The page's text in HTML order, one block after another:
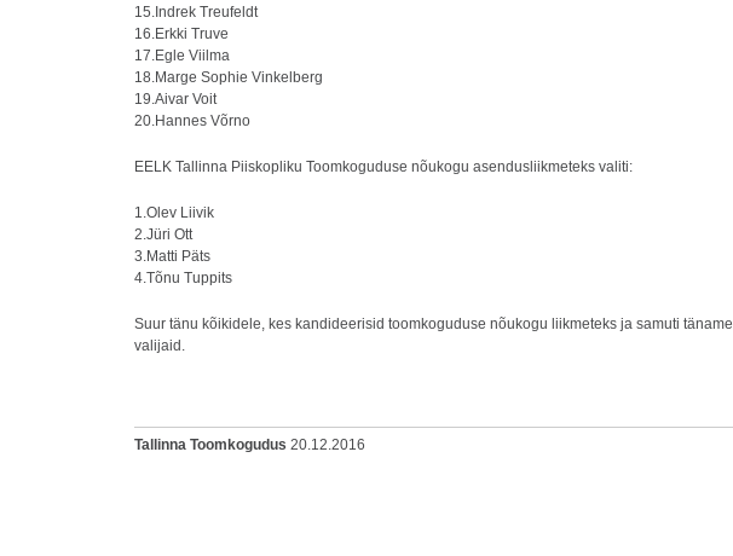
15.Indrek Treufeldt
16.Erkki Truve
17.Egle Viilma
18.Marge Sophie Vinkelberg
19.Aivar Voit
20.Hannes Võrno
EELK Tallinna Piiskopliku Toomkoguduse nõukogu asendusliikmeteks valiti:
1.Olev Liivik
2.Jüri Ott
3.Matti Päts
4.Tõnu Tuppits
Suur tänu kõikidele, kes kandideerisid toomkoguduse nõukogu liikmeteks ja samuti täname
valijaid.
Tallinna Toomkogudus 20.12.2016